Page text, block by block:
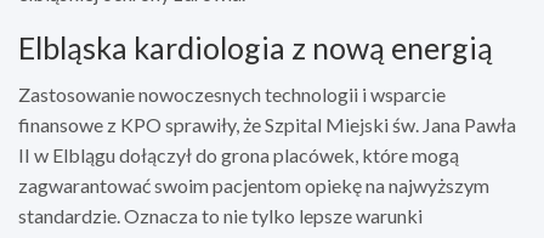
Elbląska kardiologia z nową energią
Zastosowanie nowoczesnych technologii i wsparcie
finansowe z KPO sprawiły, że Szpital Miejski św. Jana Pawła
II w Elblągu dołączył do grona placówek, które mogą
zagwarantować swoim pacjentom opiekę na najwyższym
standardzie. Oznacza to nie tylko lepsze warunki